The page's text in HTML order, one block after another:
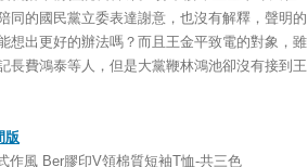
同的國民黨立委表達謝意，也沒有解釋，聲明的
想出更好的辦法嗎？而且王金平致電的對象，雖
長費鴻泰等人，但是大黨鞭林鴻池卻沒有接到王
版
作風 Ber膠印V領棉質短袖T恤-共三色